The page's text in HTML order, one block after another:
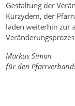
Gestaltung der
Kurzydem, der
laden weiterhin zur
Markus Simon
für den